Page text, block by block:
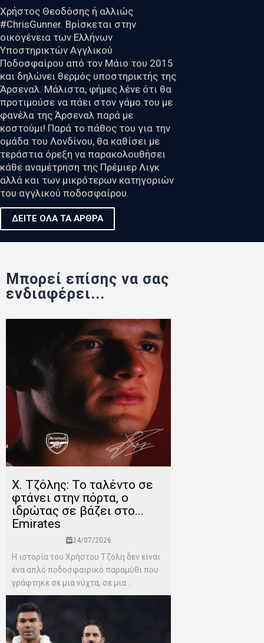
Χρήστος Θεοδόσης ή αλλιώς
#ChrisGunner. Βρίσκεται στην
οικογένεια των Ελλήνων
Υποστηρικτών Αγγλικού
Ποδοσφαίρου από τον Μάιο του 2015
και δηλώνει θερμός υποστηρικτής της
Άρσεναλ. Μάλιστα, φήμες λένε ότι θα
προτιμούσε να πάει στον γάμο του με
φανέλα της Άρσεναλ παρά με
κοστούμι! Παρά το πάθος του για την
ομάδα του Λονδίνου, θα καθίσει με
τεράστια όρεξη να παρακολουθήσει
κάθε αναμέτρηση της Πρέμιερ Λιγκ
αλλά και των μικρότερων κατηγοριών
του αγγλικού ποδοσφαίρου.
ΔΕΙΤΕ ΟΛΑ ΤΑ ΑΡΘΡΑ
Μπορεί επίσης να σας
ενδιαφέρει...
Χ. Τζόλης: Το ταλέντο σε
φτάνει στην πόρτα, ο
ιδρώτας σε βάζει στο...
Emirates
24/07/2026
Η ιστορία του Χρήστου Τζόλη δεν είναι
ένα απλό ποδοσφαιρικό παραμύθι που
γράφτηκε σε μια νύχτα, σε μια...